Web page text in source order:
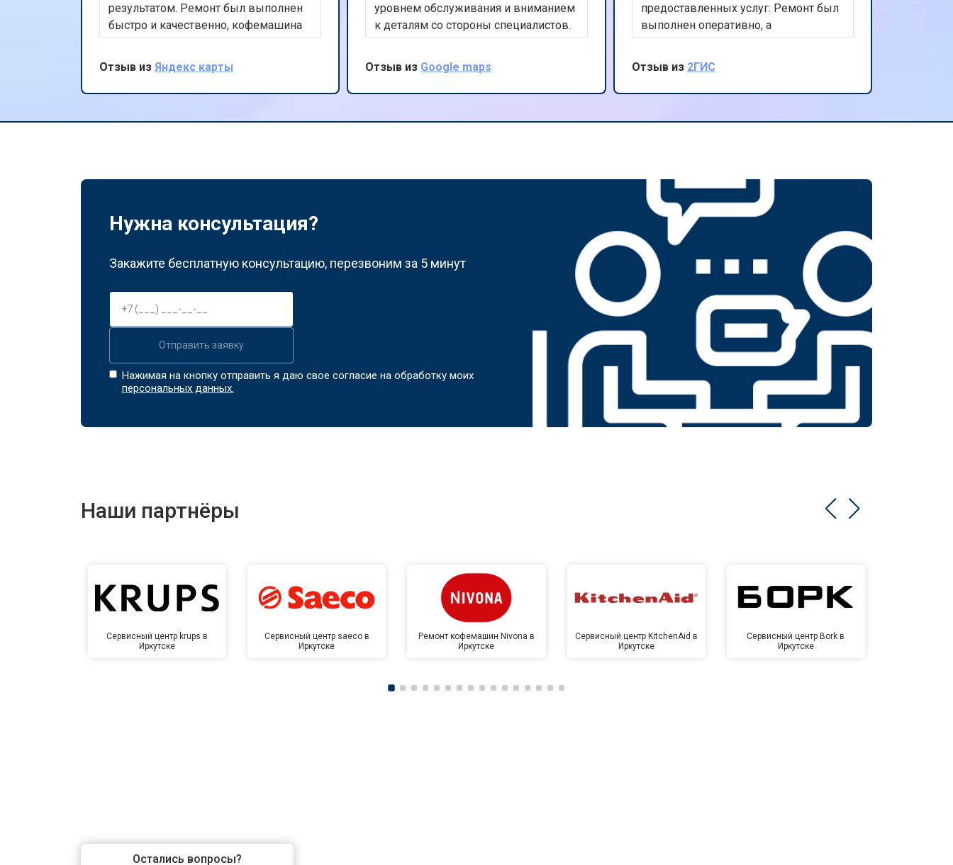
результатом. Ремонт был выполнен
быстро и качественно, кофемашина
работает как новая. Хочу отметить
вежливость и профессионализм
персонала. Рекомендую этот сервис
всем, кто ценит качество и
Отзыв из Яндекс карты
уровнем обслуживания и вниманием
к деталям со стороны специалистов.
Ремонт был выполнен в срок, а
пылесос работает безупречно.
Спасибо за вашу работу и
профессиональный подход.
Отзыв из Google maps
предоставленных услуг. Ремонт был
выполнен оперативно, а
обслуживание на высшем уровне.
Теперь мой духовой шкаф работает
идеально. Благодарю за
внимательное отношение к клиентам
специалистов.
Отзыв из 2ГИС
Нужна консультация?
Закажите бесплатную консультацию, перезвоним за 5 минут
Отправить заявку
Нажимая на кнопку отправить я даю свое согласие на обработку моих
персональных данных.
Наши партнёры
Сервисный центр krups в
Иркутске
Сервисный центр saeco в
Иркутске
Ремонт кофемашин Nivona в
Иркутске
Сервисный центр KitchenAid в
Иркутске
Сервисный центр Bork в
Иркутске
Остались вопросы?